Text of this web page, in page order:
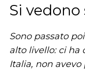
Si
Sono passato
alto livello: ci ha
Italia, non